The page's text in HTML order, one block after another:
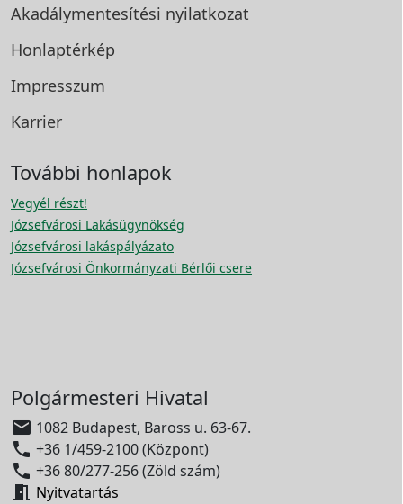
Akadálymentesítési nyilatkozat
Honlaptérkép
Impresszum
Karrier
További honlapok
Vegyél részt!
Józsefvárosi Lakásügynökség
Józsefvárosi lakáspályázato
Józsefvárosi Önkormányzati Bérlői csere
Polgármesteri Hivatal
 1082 Budapest, Baross u. 63-67.
 +36 1/459-2100 (Központ)
 +36 80/277-256 (Zöld szám)
 Nyitvatartás